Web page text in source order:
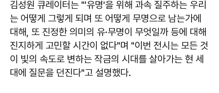
김성원 큐레이터는 "'유명'을 위해 과속 질주하는 우리
는 어떻게 그렇게 되며 또 어떻게 무명으로 남는가에
대해, 또 진정한 의미의 유·무명이 무엇일까 등에 대해
진지하게 고민할 시간이 없다"며 "이번 전시는 모든 것
이 빛의 속도로 변하는 작금의 시대를 살아가는 현 세
대에 질문을 던진다"고 설명했다.